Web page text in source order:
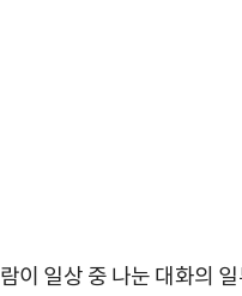
이 일상 중 나눈 대화의